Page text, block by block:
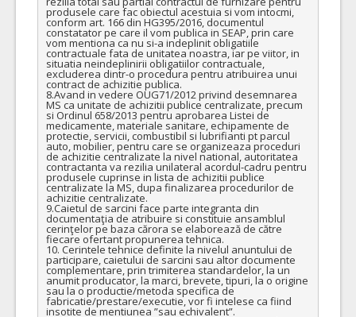
produsele care fac obiectul acestuia si vom intocmi,
conform art. 166 din HG395/2016, documentul
constatator pe care il vom publica in SEAP, prin care
vom mentiona ca nu si-a indeplinit obligatiile
contractuale fata de unitatea noastra, iar pe viitor, in
situatia neindeplinirii obligatiilor contractuale,
excluderea dintr-o procedura pentru atribuirea unui
contract de achizitie publica.
8.Avand in vedere OUG71/2012 privind desemnarea
MS ca unitate de achizitii publice centralizate, precum
si Ordinul 658/2013 pentru aprobarea Listei de
medicamente, materiale sanitare, echipamente de
protectie, servicii, combustibil si lubrifianti pt parcul
auto, mobilier, pentru care se organizeaza proceduri
de achizitie centralizate la nivel national, autoritatea
contractanta va rezilia unilateral acordul-cadru pentru
produsele cuprinse in lista de achizitii publice
centralizate la MS, dupa finalizarea procedurilor de
achizitie centralizate.
9.Caietul de sarcini face parte integranta din
documentaţia de atribuire si constituie ansamblul
cerinţelor pe baza cărora se elaborează de către
fiecare ofertant propunerea tehnica.
10. Cerintele tehnice definite la nivelul anuntului de
participare, caietului de sarcini sau altor documente
complementare, prin trimiterea standardelor, la un
anumit producator, la marci, brevete, tipuri, la o origine
sau la o productie/metoda specifica de
fabricatie/prestare/executie, vor fi intelese ca fiind
insotite de mentiunea ”sau echivalent”.